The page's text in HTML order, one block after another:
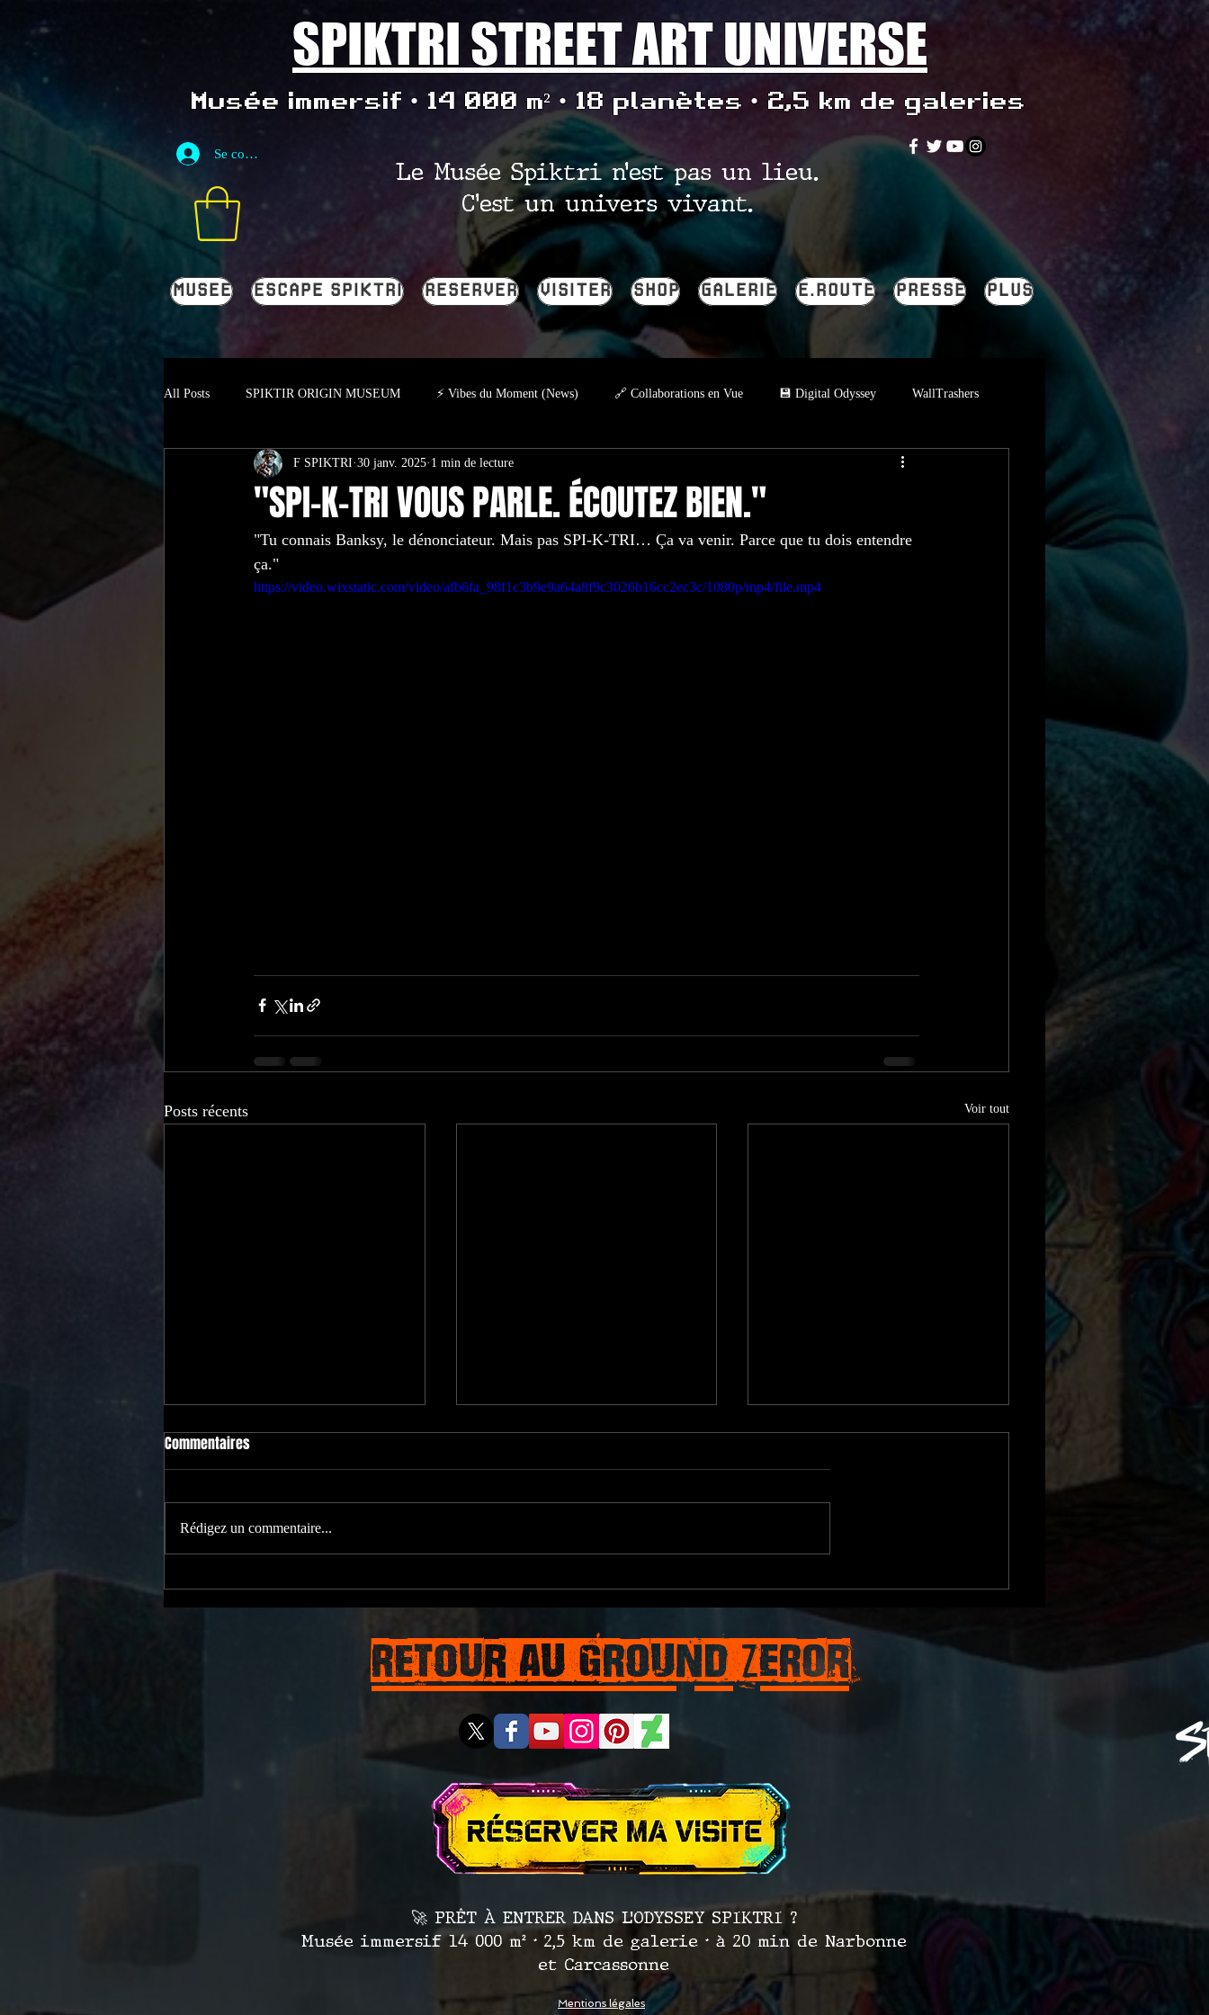
SPIKTRI STREET ART UNIVERSE
Musée immersif • 14 000 m² • 18 planètes • 2,5 km de galeries
Se connecter
Le Musée Spiktri n’est pas un lieu.
C’est un univers vivant.
MUSEE ESCAPE SPIKTRI RESERVER VISITER SHOP GALERIE E.ROUTE PRESSE PLUS
All Posts SPIKTIR ORIGIN MUSEUM ⚡ Vibes du Moment (News) 🔗 Collaborations en Vue 💾 Digital Odyssey WallTrashers
Autour de Carcassonne Barcelona – Visita Spiktri
AN ARTISTIC REBELLION IN MOTION
"SPI-K-TRI VOUS PARLE. ÉCOUTEZ BIEN."
F SPIKTRI 30 janv. 2025 1 min de lecture
"Tu connais Banksy, le dénonciateur. Mais pas SPI-K-TRI… Ça va venir. Parce que tu dois entendre
ça."
https://video.wixstatic.com/video/afb6fa_98f1c3b9e9a64a8f9c3026b16cc2ec3c/1080p/mp4/file.mp4
Posts récents Voir tout
Bientôt.L’histoire que vous
attendiez.
POUR CEUX QUI NE VOIENT PAS CE
QUE J’AI RÉALISÉ…
Commentaires
Rédigez un commentaire...
Retour aU GROUND ZEROr
🚀 PRÊT À ENTRER DANS L’ODYSSEY SPIKTRI ?
Musée immersif 14 000 m² • 2,5 km de galerie • à 20 min de Narbonne
et Carcassonne
Mentions légales